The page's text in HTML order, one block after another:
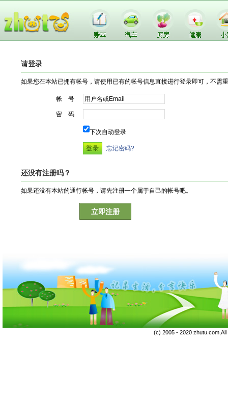
请登录
如果您在本站已拥有帐号，请使用已有的帐号信息直接进行登录即可，不需
帐 号
密 码
下次自动登录
忘记密码?
还没有注册吗？
如果还没有本站的通行帐号，请先注册一个属于自己的帐号吧。
立即注册
(c) 2005 - 2020